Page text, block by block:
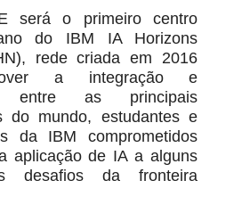
será o primeiro centro
do IBM IA Horizons
rede criada em 2016
a integração e
entre as principais
do mundo, estudantes e
da IBM comprometidos
aplicação de IA a alguns
desafios da fronteira